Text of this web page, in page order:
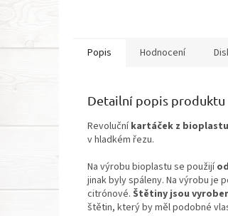
Popis Hodnocení
Detailní popis produktu
Revolučníkartáček z bioplastu
v hladkém řezu.
Na výrobu bioplastu se použijí
jinak byly spáleny. Na výrobu je
citrónové. Štětiny jsou
štětin, který by měl podobné